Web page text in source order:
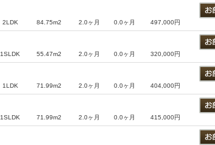
2LDK 84.75m2 2.0ヶ月 0.0ヶ月 497,000円
1SLDK 55.47m2 2.0ヶ月 0.0ヶ月 320,000円
1LDK 71.99m2 2.0ヶ月 0.0ヶ月 404,000円
1SLDK 71.99m2 2.0ヶ月 0.0ヶ月 415,000円